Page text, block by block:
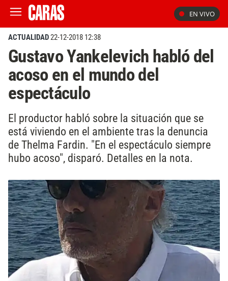
EN VIVO
ACTUALIDAD22-12-2018 12:38
Gustavo Yankelevich habló del
acoso en el mundo del
espectáculo
El productor habló sobre la situación que se
está viviendo en el ambiente tras la denuncia
de Thelma Fardin. "En el espectáculo siempre
hubo acoso", disparó. Detalles en la nota.